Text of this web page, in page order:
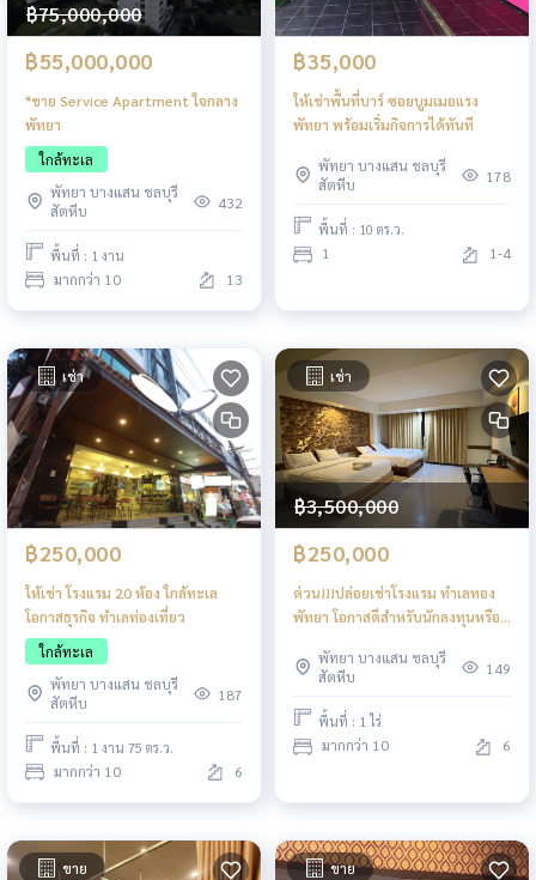
฿75,000,000
฿55,000,000
*ขาย Service Apartment ใจกลาง
พัทยา
ใกล้ทะเล
พัทยา บางแสน ชลบุรี
สัตหีบ
432
พื้นที่ : 1 งาน
มากกว่า 10 13
฿35,000
ให้เช่าพื้นที่บาร์ ซอยบูมเมอแรง
พัทยา พร้อมเริ่มกิจการได้ทันที
พัทยา บางแสน ชลบุรี
สัตหีบ
178
พื้นที่ : 10 ตร.ว.
1 1-4
เช่า
฿250,000
ให้เช่า โรงแรม 20 ห้อง ใกล้ทะเล
โอกาสธุรกิจ ทำเลท่องเที่ยว
ใกล้ทะเล
พัทยา บางแสน ชลบุรี
สัตหีบ
187
พื้นที่ : 1 งาน 75 ตร.ว.
มากกว่า 10 6
เช่า
฿3,500,000
฿250,000
ด่วน!!!ปล่อยเช่าโรงแรม ทำเลทอง
พัทยา โอกาสดีสำหรับนักลงทุนหรือผู้
พัทยา บางแสน ชลบุรี
สัตหีบ
149
พื้นที่ : 1 ไร่
มากกว่า 10 6
ขาย ขาย